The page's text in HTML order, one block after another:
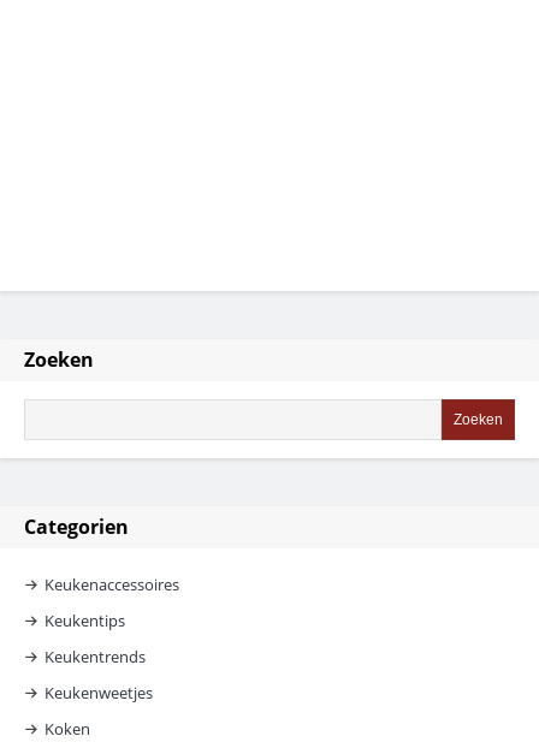
Zoeken
Categorien
Keukenaccessoires
Keukentips
Keukentrends
Keukenweetjes
Koken